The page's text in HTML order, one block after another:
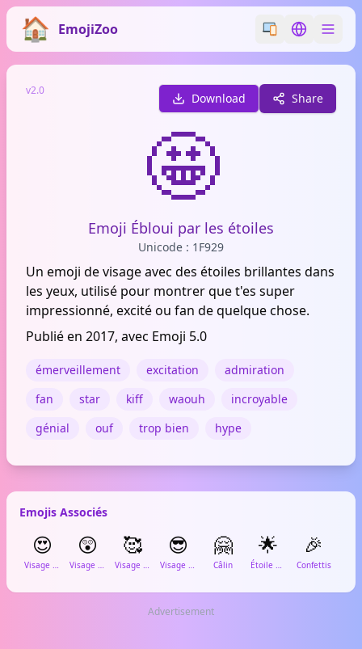
EmojiZoo Switch emoji
Switch
v2.0
Download Share
🤩
Emoji Ébloui par les étoiles
Unicode : 1F929
Un emoji de visage avec des étoiles brillantes dans
les yeux, utilisé pour montrer que t'es super
impressionné, excité ou fan de quelque chose.
Publié en 2017, avec Emoji 5.0
émerveillement excitation
admiration
fan
star kiff waouh
incroyable
génial
ouf trop bien hype
Emojis Associés
😍
Visage amoureux
😲
Visage surpris
🥰
Visage avec des cœurs
😎
Visage cool
🤗
Câlin
🌟
Étoile brillante
🎉
Confettis
Advertisement